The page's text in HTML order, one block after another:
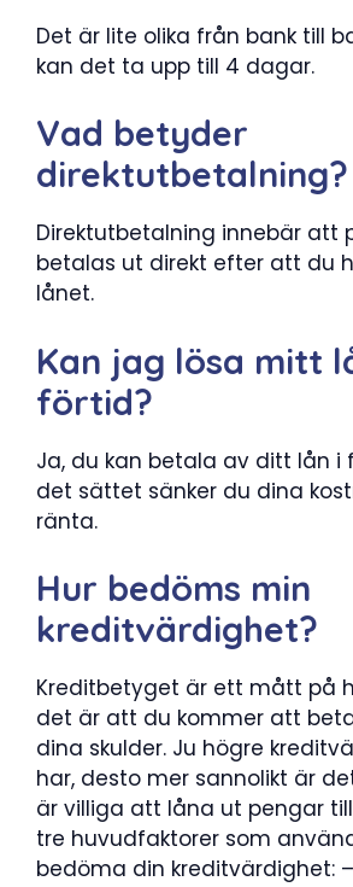
Det är lite olika från bank till
kan det ta upp till 4 dagar.
Vad betyder
direktutbetalning?
Direktutbetalning innebär att
betalas ut direkt efter att du
lånet.
Kan jag lösa mitt
förtid?
Ja, du kan betala av ditt lån i
det sättet sänker du dina
ränta.
Hur bedöms min
kreditvärdighet?
Kreditbetyget är ett mått på
det är att du kommer att
dina skulder. Ju högre
har, desto mer sannolikt är
är villiga att låna ut pengar
tre huvudfaktorer som
bedöma din kreditvärdighet: –